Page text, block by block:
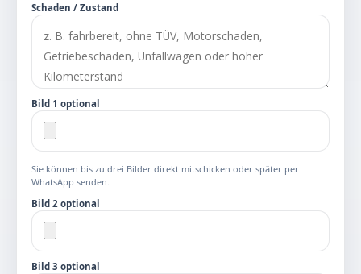
Schaden / Zustand
Bild 1 optional
Sie können bis zu drei Bilder direkt mitschicken oder später per
WhatsApp senden.
Bild 2 optional
Bild 3 optional